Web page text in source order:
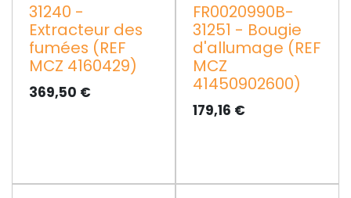
31240 -
Extracteur des
fumées (REF
MCZ 4160429)
369,50 €
FR0020990B-
31251 - Bougie
d'allumage (REF
MCZ
41450902600)
179,16 €